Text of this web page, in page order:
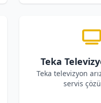
Teka
Teka televizyon
servis